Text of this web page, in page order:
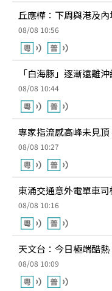
丘應樺：下周與港及
08/08 10:56
「白海豚」逐漸遠離
08/08 10:44
專家指流感高峰未見
08/08 10:27
東涌交通意外電單車
08/08 10:16
天文台：今日極端酷
08/08 10:09